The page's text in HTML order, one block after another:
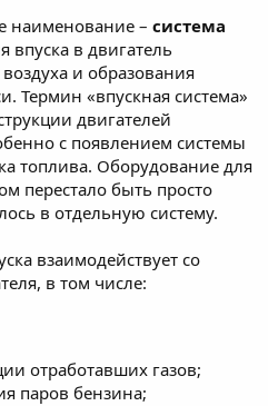
наименование – система
впуска в двигатель
и образования
Термин «впускная система»
двигателей
с появлением системы
топлива. Оборудование для
перестало быть просто
в отдельную систему.
взаимодействует со
в том числе:
отработавших газов;
паров бензина;